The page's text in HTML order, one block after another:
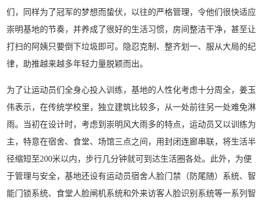
们，同样为了冠军的梦想而蛰伏，以往的严格管理，令他们很快适应
崇明基地的节奏，并养成了很好的生活习惯，房间整洁干净，甚至让
打扫的阿姨只要倒下垃圾即可。隐忍克制、整齐划一、服从大局的纪
律，助推越来越多年轻力量脱颖而出。
为了让运动员们全身心投入训练，基地的人性化考虑十分周全，姜玉
伟表示，在传统学校里，独立建筑比较多，从一处前往另一处难免淋
雨。当初在设计时，考虑到崇明风大雨多的特点，运动员又以训练为
主，特意在宿舍、食堂、场馆三点之间，用封闭连廊串联，将生活半
径缩短至200米以内，步行几分钟就可到达生活圈各处。此外，为便
于管理与安全，基地还设有运动员宿舍人脸门禁（防尾随）系统、智
能门锁系统、食堂人脸闸机系统和外来访客人脸识别系统等一系列智